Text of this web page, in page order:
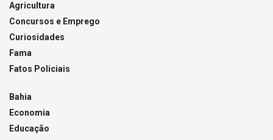
Agricultura
Concursos e Emprego
Curiosidades
Fama
Fatos Policiais
Bahia
Economia
Educação